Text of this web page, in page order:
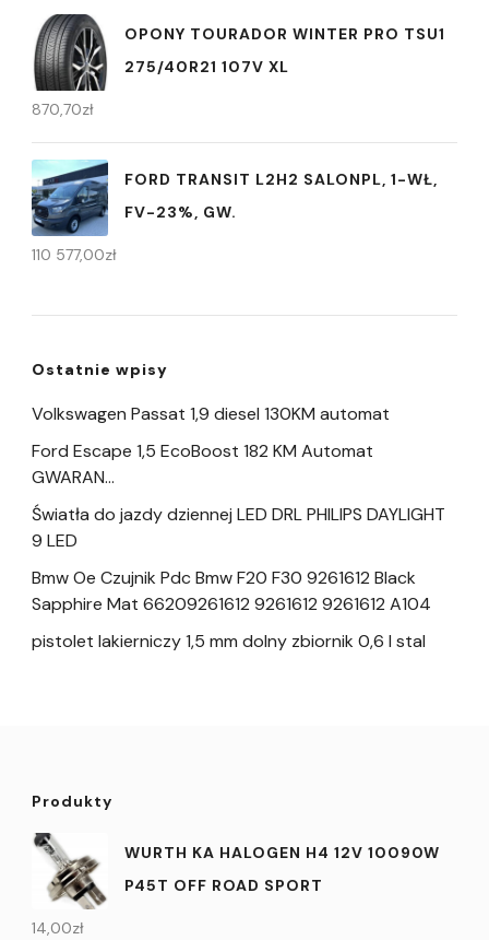
OPONY TOURADOR WINTER PRO TSU1
275/40R21 107V XL
870,70zł
FORD TRANSIT L2H2 SALONPL, 1-WŁ,
FV-23%, GW.
110 577,00zł
Ostatnie wpisy
Volkswagen Passat 1,9 diesel 130KM automat
Ford Escape 1,5 EcoBoost 182 KM Automat
GWARAN…
Światła do jazdy dziennej LED DRL PHILIPS DAYLIGHT
9 LED
Bmw Oe Czujnik Pdc Bmw F20 F30 9261612 Black
Sapphire Mat 66209261612 9261612 9261612 A104
pistolet lakierniczy 1,5 mm dolny zbiornik 0,6 l stal
Produkty
WURTH KA HALOGEN H4 12V 10090W
P45T OFF ROAD SPORT
14,00zł